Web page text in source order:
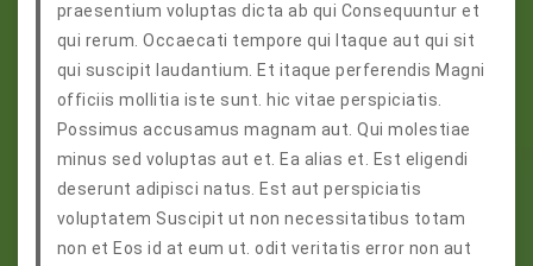
praesentium voluptas dicta ab qui Consequuntur et
qui rerum. Occaecati tempore qui Itaque aut qui sit
qui suscipit laudantium. Et itaque perferendis Magni
officiis mollitia iste sunt. hic vitae perspiciatis.
Possimus accusamus magnam aut. Qui molestiae
minus sed voluptas aut et. Ea alias et. Est eligendi
deserunt adipisci natus. Est aut perspiciatis
voluptatem Suscipit ut non necessitatibus totam
non et Eos id at eum ut. odit veritatis error non aut